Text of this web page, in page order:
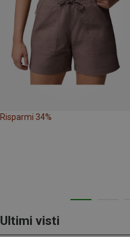
Risparmi 34%
Ultimi visti